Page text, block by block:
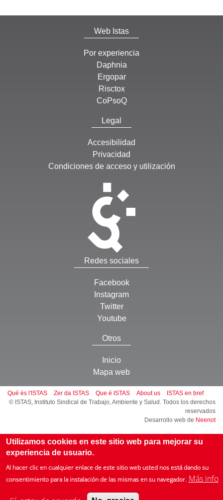
Web Istas
Por experiencia
Daphnia
Ergopar
Risctox
CoPsoQ
Legal
Accesibilidad
Privacidad
Condiciones de acceso y utilización
Redes sociales
Facebook
Instagram
Twitter
Youtube
Otros
Inicio
Mapa web
Què és l'ISTAS Zer da ISTAS Que é ISTAS About us
ISTAS en bref
© ISTAS, Instituto Sindical de Trabajo, Ambiente y Salud. Todos los derechos
reservados
Desarrollo web de Neenot
Utilizamos cookies en este sitio web para mejorar su
experiencia de usuario.
Al hacer clic en cualquier enlace de este sitio web usted nos está dando su
consentimiento para la instalación de las mismas en su navegador. Más info